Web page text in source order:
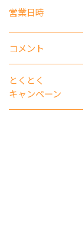
営業日時
コメント
とくとく
キャンペーン